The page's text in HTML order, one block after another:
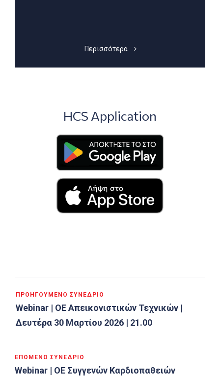
Περισσότερα
HCS Application
ΠΡΟΗΓΟΎΜΕΝΟ ΣΥΝΈΔΡΙΟ
Webinar | ΟΕ Απεικονιστικών Τεχνικών |
Δευτέρα 30 Μαρτίου 2026 | 21.00
ΕΠΌΜΕΝΟ ΣΥΝΈΔΡΙΟ
Webinar | ΟΕ Συγγενών Καρδιοπαθειών